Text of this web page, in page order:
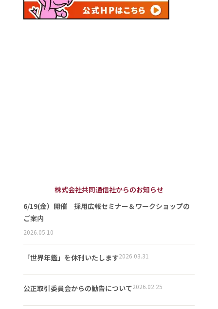
株式会社共同通信社からのお知らせ
6/19(金）開催 採用広報セミナー＆ワークショップの
ご案内
2026.05.10
「世界年鑑」を休刊いたします2026.03.31
公正取引委員会からの勧告について2026.02.25